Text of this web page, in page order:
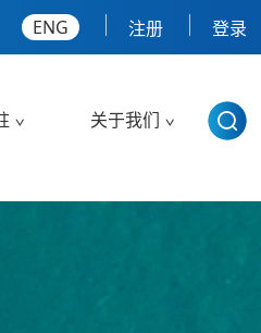
ENG 注册 登录
关于我们